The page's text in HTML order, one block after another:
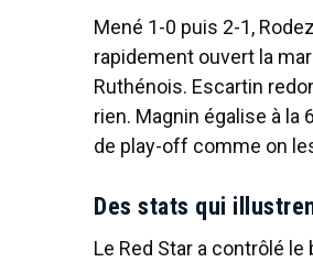
Mené 1-0 puis 2-1,
rapidement ouvert la
Ruthénois. Escartin
rien. Magnin égalise à la
de play-off comme on
Des stats qui
Le Red Star a contrôlé le